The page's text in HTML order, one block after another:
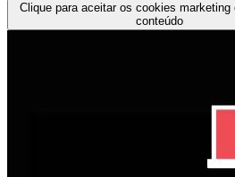
Clique para aceitar os cookies marketing
conteúdo